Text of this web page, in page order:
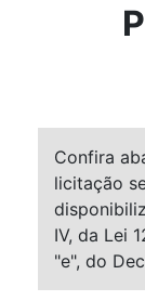
Confira
licitação
IV, da Lei
"e", do